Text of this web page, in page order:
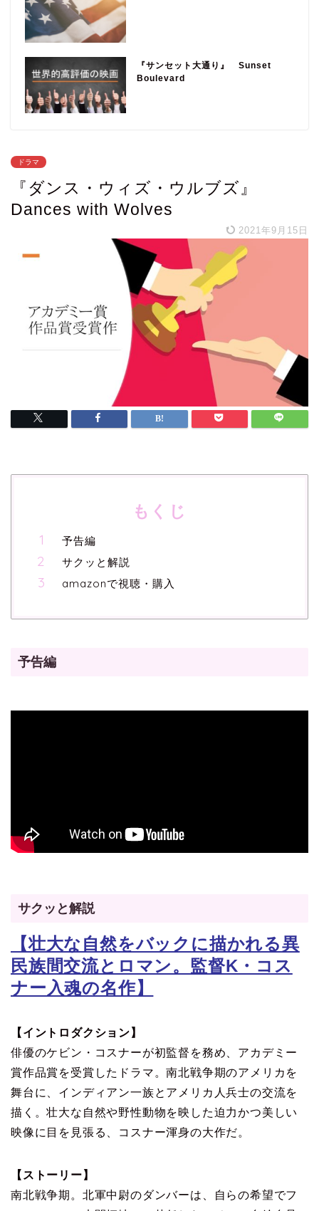
『サンセット大通り』 Sunset
Boulevard
ドラマ
『ダンス・ウィズ・ウルブズ』
Dances with Wolves
2021年9月15日
もくじ
予告編
サクッと解説
amazonで視聴・購入
予告編
サクッと解説
【壮大な自然をバックに描かれる異
民族間交流とロマン。監督K・コス
ナー入魂の名作】
【イントロダクション】
俳優のケビン・コスナーが初監督を務め、アカデミー
賞作品賞を受賞したドラマ。南北戦争期のアメリカを
舞台に、インディアン一族とアメリカ人兵士の交流を
描く。壮大な自然や野性動物を映した迫力かつ美しい
映像に目を見張る、コスナー渾身の大作だ。
【ストーリー】
南北戦争期。北軍中尉のダンバーは、自らの希望でフ